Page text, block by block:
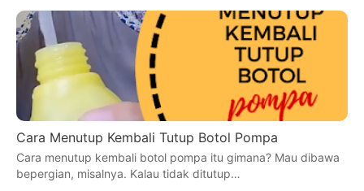
Cara Menutup Kembali Tutup Botol Pompa
Cara menutup kembali botol pompa itu gimana? Mau dibawa
bepergian, misalnya. Kalau tidak ditutup…